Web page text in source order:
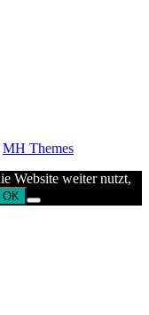
MH Themes
Website weiter nutzt,
OK